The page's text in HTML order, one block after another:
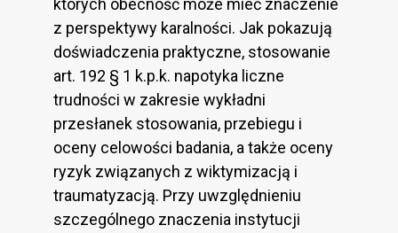
których obecność może mieć znaczenie
z perspektywy karalności. Jak pokazują
doświadczenia praktyczne, stosowanie
art. 192 § 1 k.p.k. napotyka liczne
trudności w zakresie wykładni
przesłanek stosowania, przebiegu i
oceny celowości badania, a także oceny
ryzyk związanych z wiktymizacją i
traumatyzacją. Przy uwzględnieniu
szczególnego znaczenia instytucji